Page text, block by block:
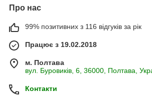
Про нас
99% позитивних з 116 відгуків за рік
Працює з 19.02.2018
м. Полтава
вул. Буровиків, 6, 36000, Полтава,
Контакти